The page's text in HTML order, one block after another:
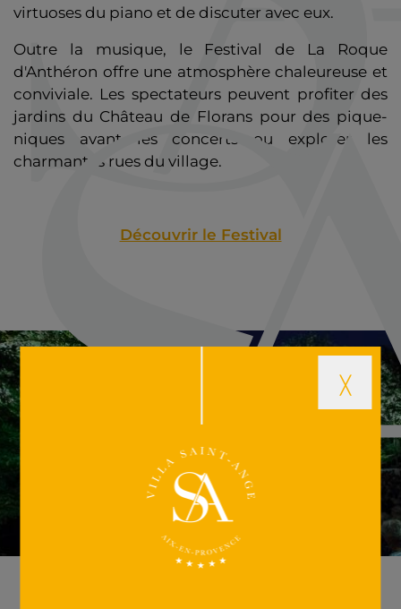
virtuoses du piano et de discuter avec eux.
Outre la musique, le Festival de La Roque
d'Anthéron offre une atmosphère chaleureuse et
conviviale. Les spectateurs peuvent profiter des
jardins du Château de Florans pour des pique-
niques avant les concerts ou explorer les
charmantes rues du village.
Découvrir le Festival